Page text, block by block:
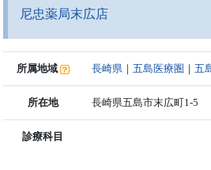
尼忠薬局末広店
所属地域 長崎県 ｜五島医療圏 ｜五
所在地 長崎県五島市末広町1-5
診療科目